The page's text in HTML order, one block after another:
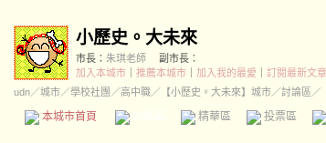
小歷史。大未來
市長： 朱琪老師
副市長：
加入本城市
推薦本城市 加入我的最愛
訂閱最新文章
udn／城市／學校社團 ／高中職／ 【小歷史。大未來】城市／討論區／
本城市首頁 精華區 投票區